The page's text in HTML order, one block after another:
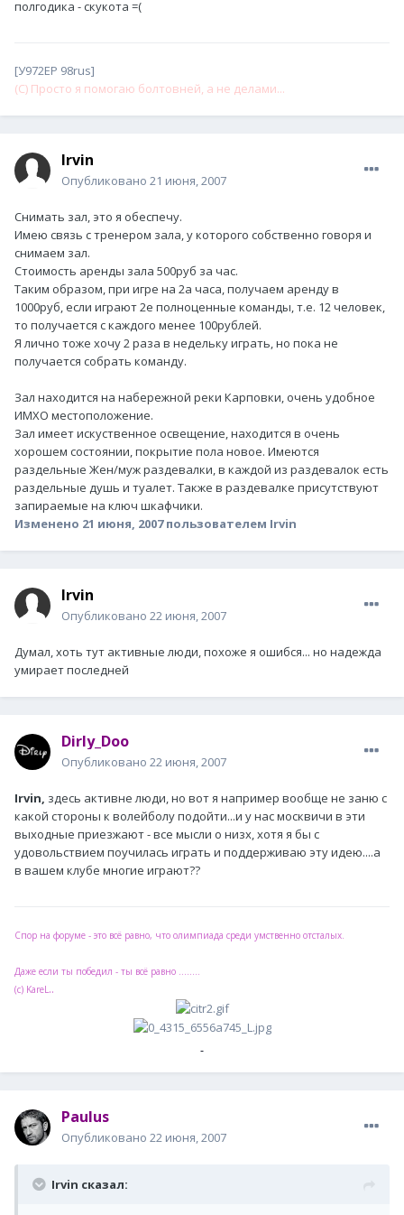
полгодика - скукота =(
[У972ЕР 98rus]
(С) Просто я помогаю болтовней, а не делами...
Irvin
Опубликовано 21 июня, 2007
Снимать зал, это я обеспечу.
Имею связь с тренером зала, у которого собственно говоря и
снимаем зал.
Стоимость аренды зала 500руб за час.
Таким образом, при игре на 2а часа, получаем аренду в
1000руб, если играют 2е полноценные команды, т.е. 12 человек,
то получается с каждого менее 100рублей.
Я лично тоже хочу 2 раза в недельку играть, но пока не
получается собрать команду.
Зал находится на набережной реки Карповки, очень удобное
ИМХО местоположение.
Зал имеет искуственное освещение, находится в очень
хорошем состоянии, покрытие пола новое. Имеются
раздельные Жен/муж раздевалки, в каждой из раздевалок есть
раздельные душь и туалет. Также в раздевалке присутствуют
запираемые на ключ шкафчики.
Изменено 21 июня, 2007пользователем Irvin
Irvin
Опубликовано 22 июня, 2007
Думал, хоть тут активные люди, похоже я ошибся... но надежда
умирает последней
Dirly_Doo
Опубликовано 22 июня, 2007
Irvin, здесь активне люди, но вот я например вообще не заню с
какой стороны к волейболу подойти...и у нас москвичи в эти
выходные приезжают - все мысли о низх, хотя я бы с
удовольствием поучилась играть и поддерживаю эту идею....а
в вашем клубе многие играют??
Спор на форуме - это всё равно, что олимпиада среди умственно отсталых.
Даже если ты победил - ты всё равно ........
(с) KareL..
Paulus
Опубликовано 22 июня, 2007
Irvin сказал: